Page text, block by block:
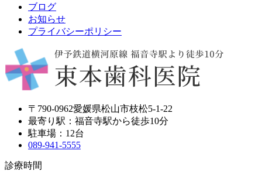
ブログ
お知らせ
プライバシーポリシー
〒790-0962愛媛県松山市枝松5-1-22
最寄り駅：福音寺駅から徒歩10分
駐車場：12台
089-941-5555
診療時間